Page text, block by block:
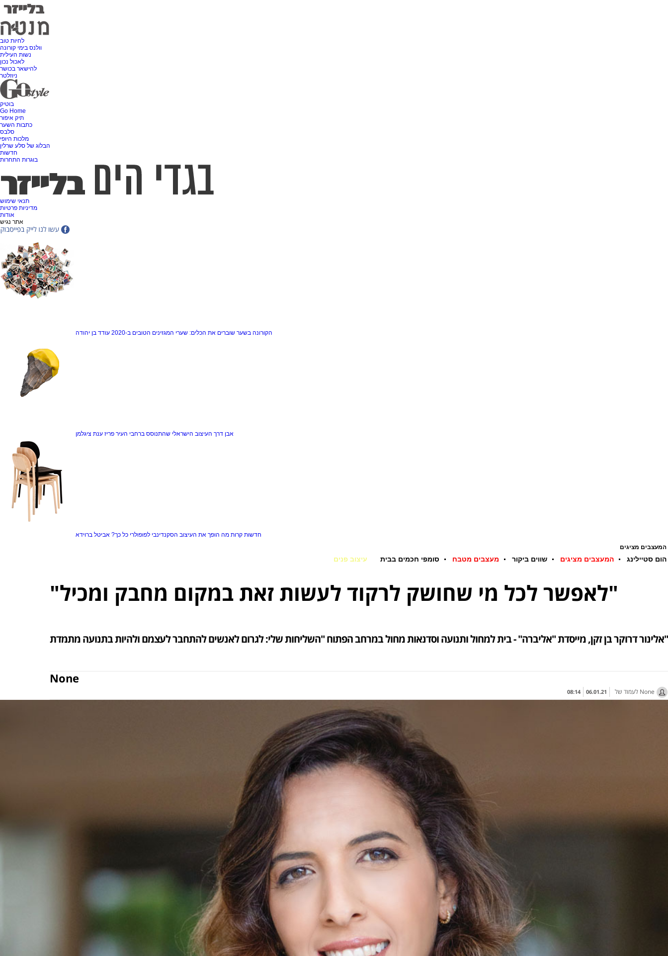
לחיות טוב
וולנס בימי קורונה
נשות העילית
לאכול נכון
להישאר בכושר
ניוזלטר
בוטיק
Go Home
תיק איפור
כתבות השער
סלבס
מלכות היופי
הבלוג של סלע שרלין
חדשות
בוגרות התחרות
תנאי שימוש
מדיניות פרטיות
אודות
אתר נגיש
הקורונה בשער שוברים את הכלים: שערי המגזינים הטובים ב-2020 עודד בן יהודה
אבן דרך העיצוב הישראלי שהתנוסס ברחבי העיר פריז ענת ציגלמן
חדשות קרות מה הופך את העיצוב הסקנדינבי לפופולרי כל כך? אביטל ברוידא
המעצבים מציגים
הום סטיילינג המעצבים מציגים שווים ביקור מעצבים מטבח סומפי חכמים בבית עיצוב פנים
"לאפשר לכל מי שחושק לרקוד לעשות זאת במקום מחבק ומכיל"
אלינור דרוקר בן זקן, מייסדת "אליברה" - בית למחול ותנועה וסדנאות מחול במרחב הפתוח "השליחות שלי: לגרום לאנשים להתחבר לעצמם ולהיות בתנועה מתמדת"
None
לעמוד של None 06.01.21
08:14